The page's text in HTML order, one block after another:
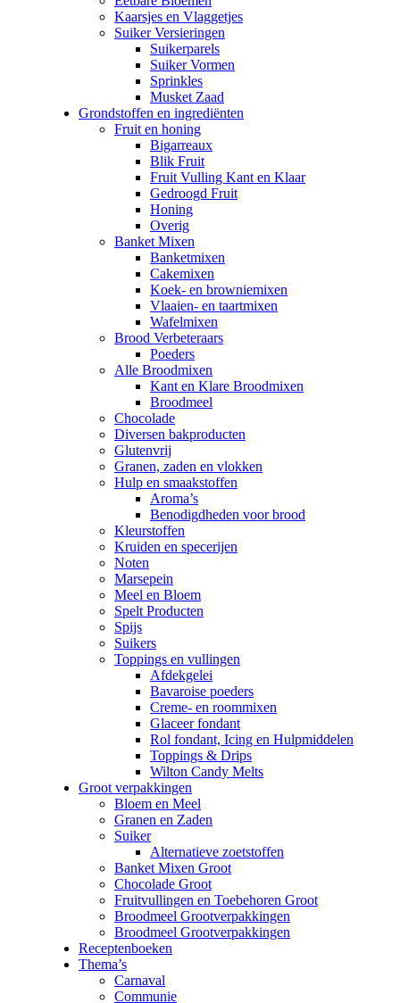
Kaarsjes en Vlaggetjes
Suiker Versieringen
Suikerparels
Suiker Vormen
Sprinkles
Musket Zaad
Grondstoffen en ingrediënten
Fruit en honing
Bigarreaux
Blik Fruit
Fruit Vulling Kant en Klaar
Gedroogd Fruit
Honing
Overig
Banket Mixen
Banketmixen
Cakemixen
Koek- en browniemixen
Vlaaien- en taartmixen
Wafelmixen
Brood Verbeteraars
Poeders
Alle Broodmixen
Kant en Klare Broodmixen
Broodmeel
Chocolade
Diversen bakproducten
Glutenvrij
Granen, zaden en vlokken
Hulp en smaakstoffen
Aroma’s
Benodigdheden voor brood
Kleurstoffen
Kruiden en specerijen
Noten
Marsepein
Meel en Bloem
Spelt Producten
Spijs
Suikers
Toppings en vullingen
Afdekgelei
Bavaroise poeders
Creme- en roommixen
Glaceer fondant
Rol fondant, Icing en Hulpmiddelen
Toppings & Drips
Wilton Candy Melts
Groot verpakkingen
Bloem en Meel
Granen en Zaden
Suiker
Alternatieve zoetstoffen
Banket Mixen Groot
Chocolade Groot
Fruitvullingen en Toebehoren Groot
Broodmeel Grootverpakkingen
Broodmeel Grootverpakkingen
Receptenboeken
Thema’s
Carnaval
Communie